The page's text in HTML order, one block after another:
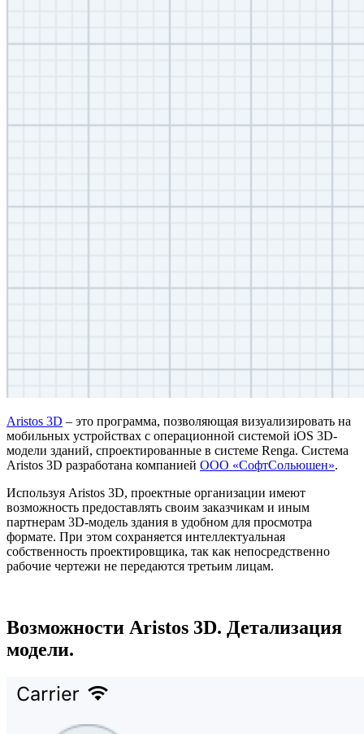
Aristos 3D – это программа, позволяющая визуализировать на
мобильных устройствах с операционной системой iOS 3D-
модели зданий, спроектированные в системе Renga. Система
Aristos 3D разработана компанией ООО «СофтСольюшен».
Используя Aristos 3D, проектные организации имеют
возможность предоставлять своим заказчикам и иным
партнерам 3D-модель здания в удобном для просмотра
формате. При этом сохраняется интеллектуальная
собственность проектировщика, так как непосредственно
рабочие чертежи не передаются третьим лицам.
Возможности Aristos 3D. Детализация
модели.